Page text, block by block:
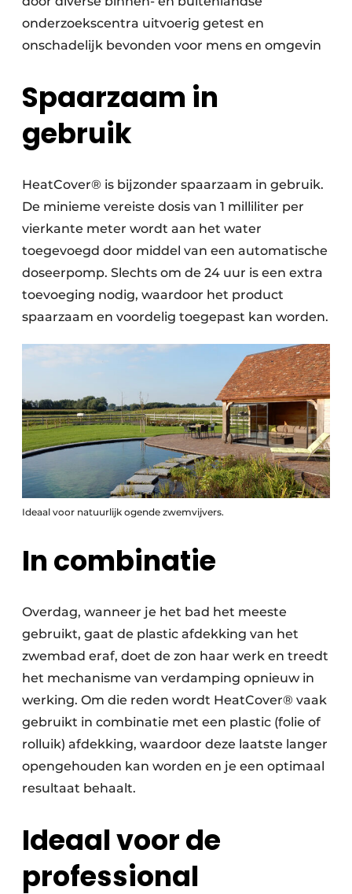
onderzoekscentra uitvoerig getest en
onschadelijk bevonden voor mens en omgevin
Spaarzaam in
gebruik
HeatCover® is bijzonder spaarzaam in gebruik.
De minieme vereiste dosis van 1 milliliter per
vierkante meter wordt aan het water
toegevoegd door middel van een automatische
doseerpomp. Slechts om de 24 uur is een extra
toevoeging nodig, waardoor het product
spaarzaam en voordelig toegepast kan worden.
Ideaal voor natuurlijk ogende zwemvijvers.
In combinatie
Overdag, wanneer je het bad het meeste
gebruikt, gaat de plastic afdekking van het
zwembad eraf, doet de zon haar werk en treedt
het mechanisme van verdamping opnieuw in
werking. Om die reden wordt HeatCover® vaak
gebruikt in combinatie met een plastic (folie of
rolluik) afdekking, waardoor deze laatste langer
opengehouden kan worden en je een optimaal
resultaat behaalt.
Ideaal voor de
professional